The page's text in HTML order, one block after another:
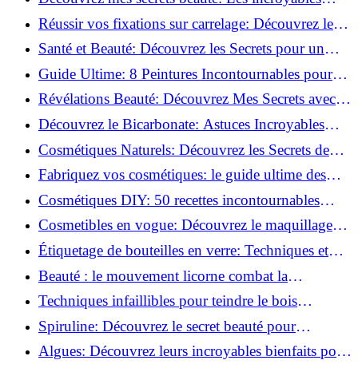
vertus du curcuma!
Réussir vos fixations sur carrelage: Découvrez les
astuces infaillibles !
Santé et Beauté: Découvrez les Secrets pour un
Bien-être Optimal!
Guide Ultime: 8 Peintures Incontournables pour
Bois Extérieurs!
Révélations Beauté: Découvrez Mes Secrets avec le
Thé Vert Matcha!
Découvrez le Bicarbonate: Astuces Incroyables
pour Votre Quotidien!
Cosmétiques Naturels: Découvrez les Secrets de
Beauté Éco-responsables!
Fabriquez vos cosmétiques: le guide ultime des
produits de beauté maison!
Cosmétiques DIY: 50 recettes incontournables
pour sublimer votre beauté naturelle!
Cosmetibles en vogue: Découvrez le maquillage
100% comestible!
Étiquetage de bouteilles en verre: Techniques et
astuces incontournables!
Beauté : le mouvement licorne combat la
surconsommation !
Techniques infaillibles pour teindre le bois
naturellement: Découvrez comment!
Spiruline: Découvrez le secret beauté pour
revitaliser les peaux fatiguées!
Algues: Découvrez leurs incroyables bienfaits pour